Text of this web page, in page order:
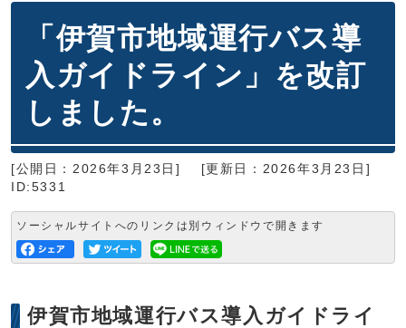
「伊賀市地域運行バス導
入ガイドライン」を改訂
しました。
[公開日：2026年3月23日]
[更新日：2026年3月23日]
ID:5331
ソーシャルサイトへのリンクは別ウィンドウで開きます
伊賀市地域運行バス導入ガイドライ